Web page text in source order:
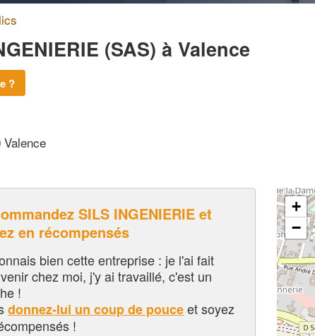
(SAS) à Valence
?
SILS INGENIERIE et
en récompensés
bien cette entreprise : je l'ai fait
chez moi, j'y ai travaillé, c'est un
!
donnez-lui un coup de pouceet soyez
!
+
−